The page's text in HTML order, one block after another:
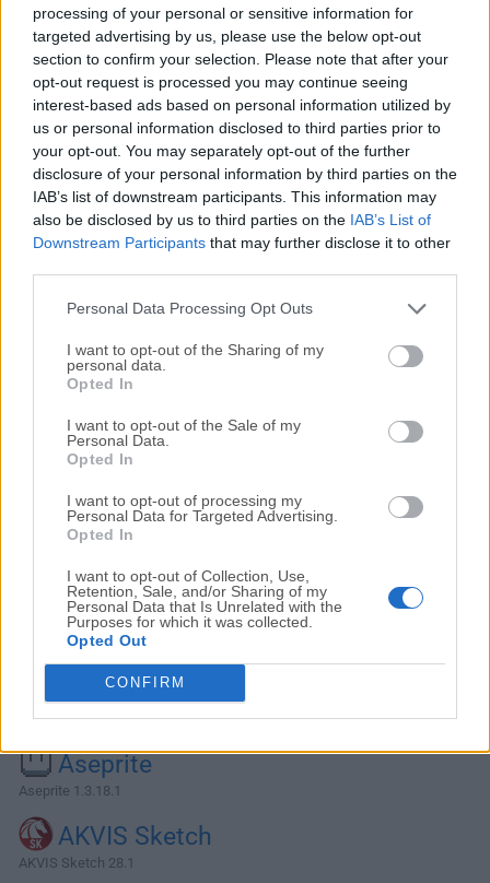
processing of your personal or sensitive information for
targeted advertising by us, please use the below opt-out
section to confirm your selection. Please note that after your
opt-out request is processed you may continue seeing
interest-based ads based on personal information utilized by
us or personal information disclosed to third parties prior to
your opt-out. You may separately opt-out of the further
disclosure of your personal information by third parties on the
IAB’s list of downstream participants. This information may
also be disclosed by us to third parties on the IAB’s List of
Downstream Participants that may further disclose it to other
Personal Data Processing Opt Outs
I want to opt-out of the Sharing of my
personal data.
Opted In
I want to opt-out of the Sale of my
Personal Data.
Opted In
I want to opt-out of processing my
Personal Data for Targeted Advertising.
Opted In
I want to opt-out of Collection, Use,
Retention, Sale, and/or Sharing of my
Personal Data that Is Unrelated with the
Purposes for which it was collected.
Opted Out
CONFIRM
revitalizar y remasterizar sus fotos ruidosas, borrosas y
granuladas con una amplia gama de herramientas de
mejora impulsadas por IA, ofreciendo tanto procedimientos
de restauración automatizados como una configuración
totalmente manual de todos los efectos de escalado.
Disponible tanto como plugin para soluciones de software
de edición gráfica populares (como Photoshop y
Lightroom) como aplicación independiente para Mac,
Photo AI representa la mejor manera en que los usuarios
pueden hacer que sus fotografías sean presentables y
utilizables para compartir en línea y para una amplia ...Lee
Alternativas y Software Similar
Aseprite
Aseprite 1.3.18.1
AKVIS Sketch
AKVIS Sketch 28.1